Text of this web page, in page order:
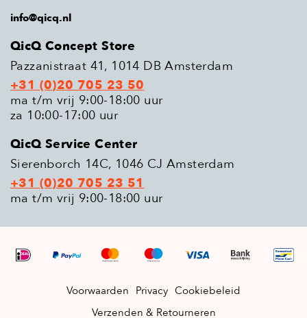
info@qicq.nl
QicQ Concept Store
Pazzanistraat 41, 1014 DB Amsterdam
+31 (0)20 705 23 50
ma t/m vrij 9:00-18:00 uur
za 10:00-17:00 uur
QicQ Service Center
Sierenborch 14C, 1046 CJ Amsterdam
+31 (0)20 705 23 51
ma t/m vrij 9:00-18:00 uur
Voorwaarden Privacy Cookiebeleid
Verzenden & Retourneren